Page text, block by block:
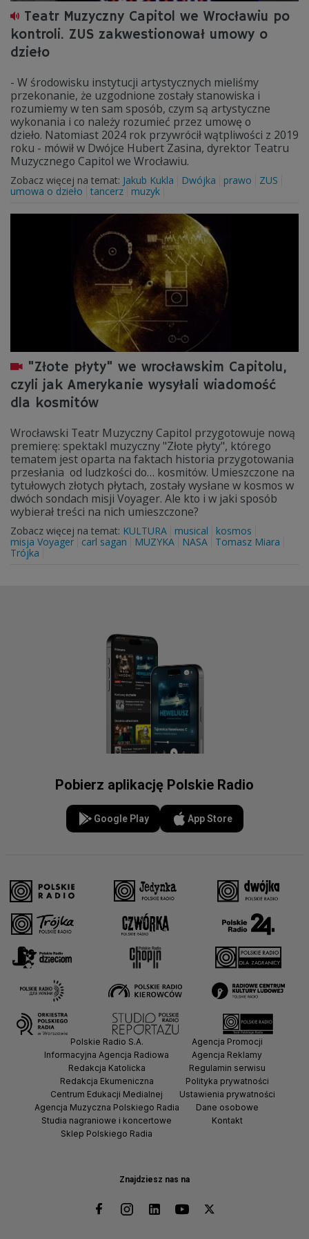
Teatr Muzyczny Capitol we Wrocławiu po
kontroli. ZUS zakwestionował umowy o
dzieło
- W środowisku instytucji artystycznych mieliśmy
przekonanie, że uzgodnione zostały stanowiska i
rozumiemy w ten sam sposób, czym są artystyczne
wykonania i co należy rozumieć przez umowę o
dzieło. Natomiast 2024 rok przywrócił wątpliwości z 2019
roku - mówił w Dwójce Hubert Zasina, dyrektor Teatru
Muzycznego Capitol we Wrocławiu.
Zobacz więcej na temat: Jakub Kukla Dwójka prawo
ZUS
umowa o dzieło
tancerz muzyk
"Złote płyty" we wrocławskim Capitolu,
czyli jak Amerykanie wysyłali wiadomość
dla kosmitów
Wrocławski Teatr Muzyczny Capitol przygotowuje nową
premierę: spektakl muzyczny "Złote płyty", którego
tematem jest oparta na faktach historia przygotowania
przesłania od ludzkości do… kosmitów. Umieszczone na
tytułowych złotych płytach, zostały wysłane w kosmos w
dwóch sondach misji Voyager. Ale kto i w jaki sposób
wybierał treści na nich umieszczone?
Zobacz więcej na temat: KULTURA musical
kosmos
misja Voyager
carl sagan MUZYKA NASA
Tomasz Miara
Trójka
Pobierz aplikację Polskie Radio
Google Play App Store
Znajdziesz nas na
Polskie Radio S.A.
Informacyjna Agencja Radiowa
Redakcja Katolicka
Redakcja Ekumeniczna
Centrum Edukacji Medialnej
Agencja Muzyczna Polskiego Radia
Studia nagraniowe i koncertowe
Sklep Polskiego Radia
Agencja Promocji
Agencja Reklamy
Regulamin serwisu
Polityka prywatności
Ustawienia prywatności
Dane osobowe
Kontakt